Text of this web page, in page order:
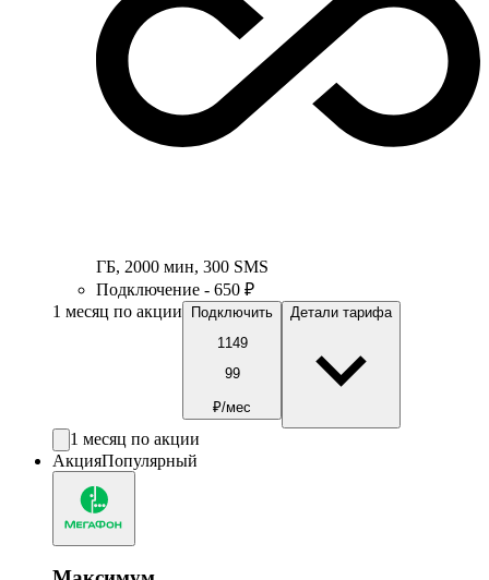
ГБ, 2000 мин, 300 SMS
Подключение - 650 ₽
1 месяц по акции
Подключить
1149
99
₽/мес
Детали тарифа
1 месяц по акции
АкцияПопулярный